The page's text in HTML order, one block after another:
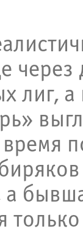
лиг,
а